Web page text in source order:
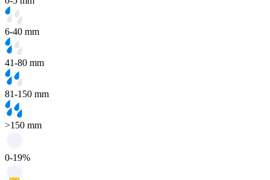
6-40 mm
41-80 mm
81-150 mm
>150 mm
0-19%